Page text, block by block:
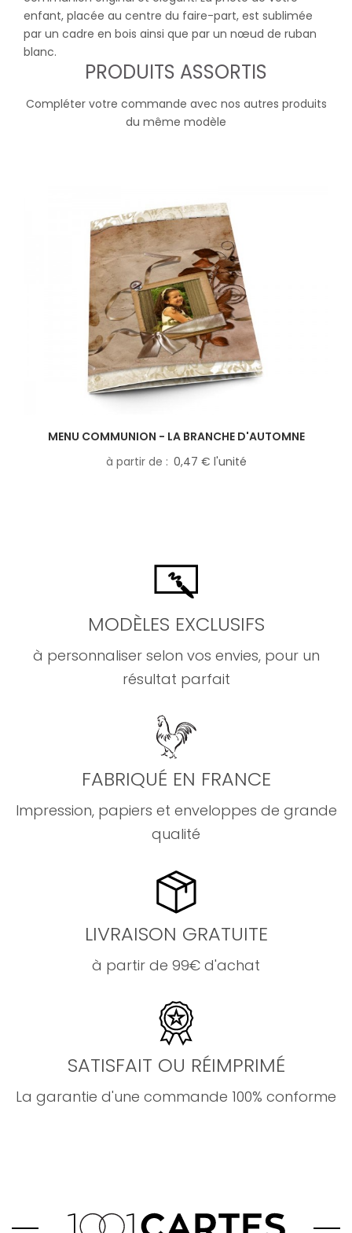
enfant, placée au centre du faire-part, est sublimée
par un cadre en bois ainsi que par un nœud de ruban
blanc.
PRODUITS ASSORTIS
Compléter votre commande avec nos autres produits
du même modèle
MENU COMMUNION - LA BRANCHE D'AUTOMNE
à partir de
0,47 € l'unité
MODÈLES EXCLUSIFS
à personnaliser selon vos envies, pour un
résultat parfait
FABRIQUÉ EN FRANCE
Impression, papiers et enveloppes de grande
qualité
LIVRAISON GRATUITE
à partir de 99€ d'achat
SATISFAIT OU RÉIMPRIMÉ
La garantie d'une commande 100% conforme